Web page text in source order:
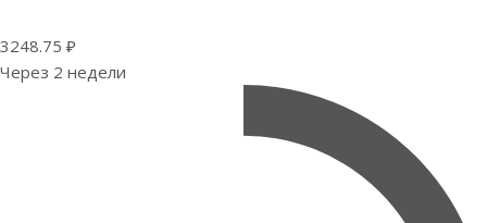
3248.75 ₽
Через 2 недели